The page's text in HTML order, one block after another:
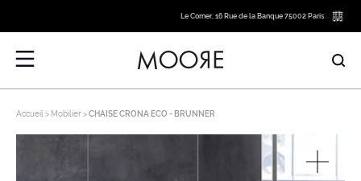
Le Corner, 16 Rue de la Banque 75002 Paris
Accueil Mobilier CHAISE CRONA ECO - BRUNNER